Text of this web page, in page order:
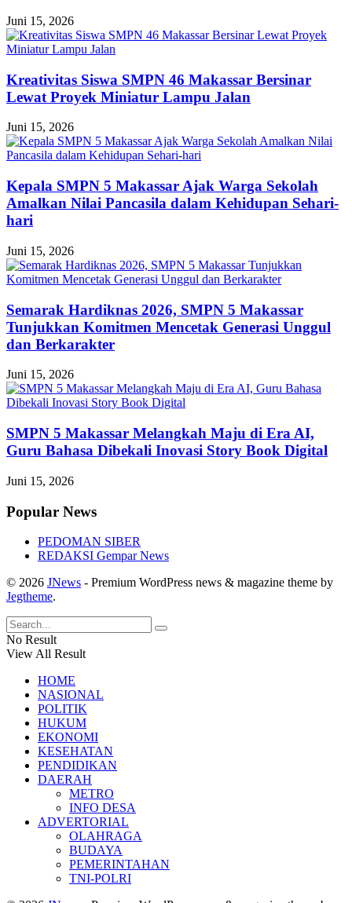
Juni 15, 2026
Kreativitas Siswa SMPN 46 Makassar Bersinar
Lewat Proyek Miniatur Lampu Jalan
Juni 15, 2026
Kepala SMPN 5 Makassar Ajak Warga Sekolah
Amalkan Nilai Pancasila dalam Kehidupan Sehari-
hari
Juni 15, 2026
Semarak Hardiknas 2026, SMPN 5 Makassar
Tunjukkan Komitmen Mencetak Generasi Unggul
dan Berkarakter
Juni 15, 2026
SMPN 5 Makassar Melangkah Maju di Era AI,
Guru Bahasa Dibekali Inovasi Story Book Digital
Juni 15, 2026
Popular News
PEDOMAN SIBER
REDAKSI Gempar News
© 2026 JNews - Premium WordPress news & magazine theme by
Jegtheme.
No Result
View All Result
HOME
NASIONAL
POLITIK
HUKUM
EKONOMI
KESEHATAN
PENDIDIKAN
DAERAH
METRO
INFO DESA
ADVERTORIAL
OLAHRAGA
BUDAYA
PEMERINTAHAN
TNI-POLRI